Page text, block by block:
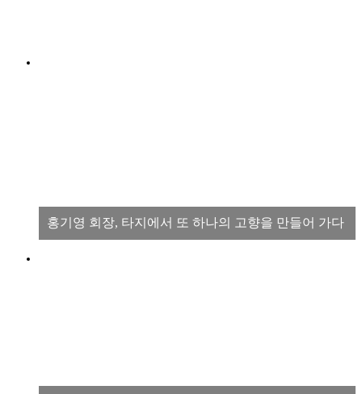
홍기영 회장, 타지에서 또 하나의 고향을 만들어 가다